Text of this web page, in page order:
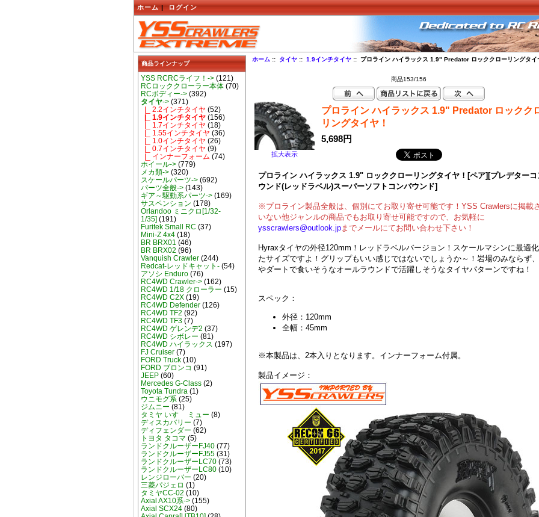
ホーム | ログイン
商品ラインナップ
YSS RCRCライフ！->(121)
RCロッククローラー本体(70)
RCボディー->(392)
タイヤ->(371)
|_ 2.2インチタイヤ (52)
|_ 1.9インチタイヤ(156)
|_ 1.7インチタイヤ (18)
|_ 1.55インチタイヤ (36)
|_ 1.0インチタイヤ (26)
|_ 0.7インチタイヤ (9)
|_ インナーフォーム (74)
ホイール->(779)
メカ類->(320)
スケールパーツ->(692)
パーツ全般->(143)
ギア～駆動系パーツ->(169)
サスペンション (178)
Orlandoo ミニクロ[1/32-
1/35] (191)
Furitek Small RC (37)
Mini-Z 4x4(18)
BR BRX01 (46)
BR BRX02 (96)
Vanquish Crawler(244)
Redcat-レッドキャット-(54)
アソシ Enduro(76)
RC4WD Crawler->(162)
RC4WD 1/18 クローラー (15)
RC4WD C2X(19)
RC4WD Defender(126)
RC4WD TF2 (92)
RC4WD TF3(7)
RC4WD ゲレンデ2 (37)
RC4WD シボレー (81)
RC4WD ハイラックス (197)
FJ Cruiser(7)
FORD Truck(10)
FORD ブロンコ (91)
JEEP(60)
Mercedes G-Class(2)
Toyota Tundra(1)
ウニモグ系(25)
ジムニー (81)
タミヤ いすゞ ミュー (8)
ディスカバリー (7)
ディフェンダー (62)
トヨタ タコマ (5)
ランドクルーザーFJ40(77)
ランドクルーザーFJ55(31)
ランドクルーザーLC70(73)
ランドクルーザーLC80(10)
レンジローバー (20)
三菱パジェロ (1)
タミヤCC-02 (10)
Axial AX10系->(155)
Axial SCX24(80)
ホーム :: タイヤ ::1.9インチタイヤ :: プロライン ハイラックス 1.9" Predator ロッククローリングタイ
商品153/156
拡大表示
プロライン ハイラックス 1.9" Predator ロックク
リングタイヤ！
5,698円
プロライン ハイラックス 1.9" ロッククローリングタイヤ！[ペア][プレデターコ
ウンド(レッドラベル)スーパーソフトコンパウンド]
※プロライン製品全般は、個別にてお取り寄せ可能です！YSS Crawlersに掲載
いない他ジャンルの商品でもお取り寄せ可能ですので、お気軽に
ysscrawlers@outlook.jp までメールにてお問い合わせ下さい！
Hyraxタイヤの外径120mm！レッドラベルバージョン！スケールマシンに最適
たサイズですよ！グリップもいい感じではないでしょうか～！岩場のみならず
やダートで食いそうなオールラウンドで活躍しそうなタイヤパターンですね！
スペック：
外径：120mm
全幅：45mm
※本製品は、2本入りとなります。インナーフォーム付属。
製品イメージ：